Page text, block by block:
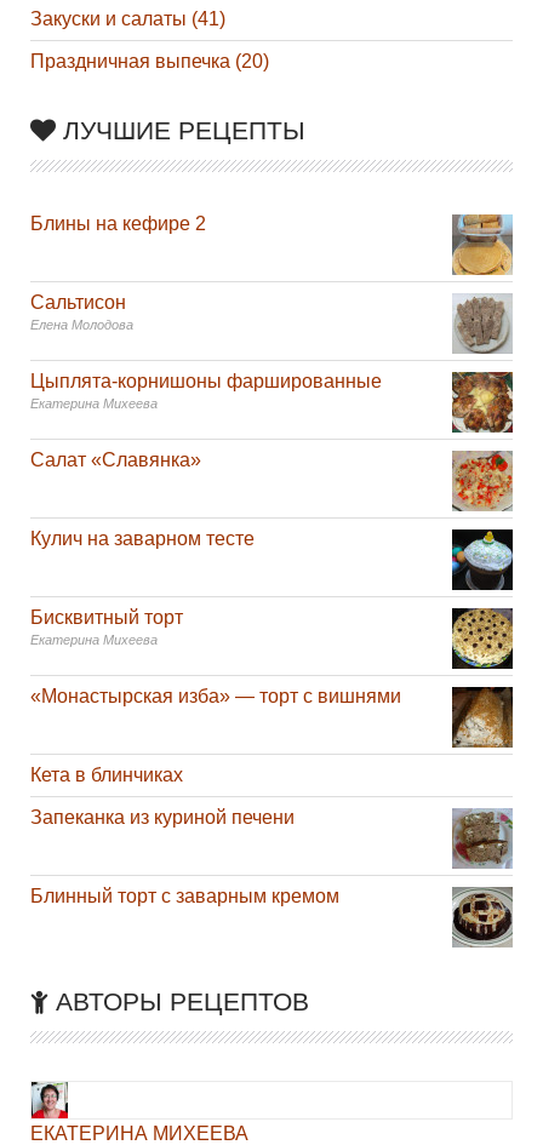
Закуски и салаты (41)
Праздничная выпечка (20)
ЛУЧШИЕ РЕЦЕПТЫ
Блины на кефире 2
Сальтисон
Елена Молодова
Цыплята-корнишоны фаршированные
Екатерина Михеева
Салат «Славянка»
Кулич на заварном тесте
Бисквитный торт
Екатерина Михеева
«Монастырская изба» — торт с вишнями
Кета в блинчиках
Запеканка из куриной печени
Блинный торт с заварным кремом
АВТОРЫ РЕЦЕПТОВ
ЕКАТЕРИНА МИХЕЕВА